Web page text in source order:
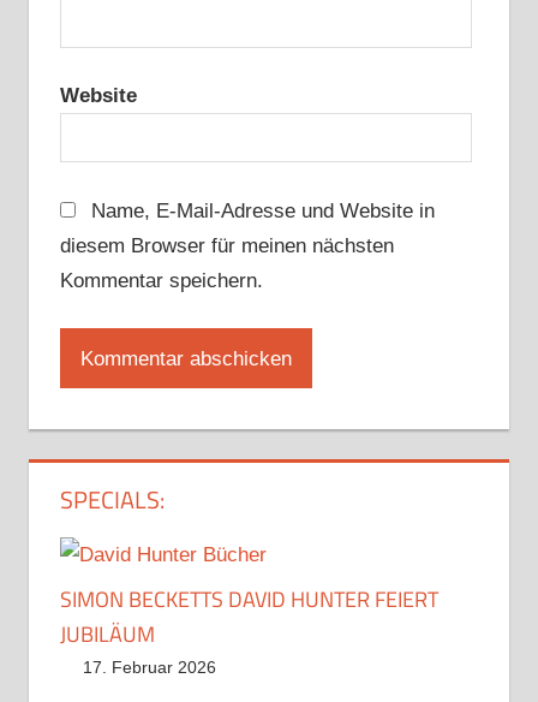
Website
Name, E-Mail-Adresse und Website in
diesem Browser für meinen nächsten
Kommentar speichern.
SPECIALS:
SIMON BECKETTS DAVID HUNTER FEIERT
JUBILÄUM
17. Februar 2026